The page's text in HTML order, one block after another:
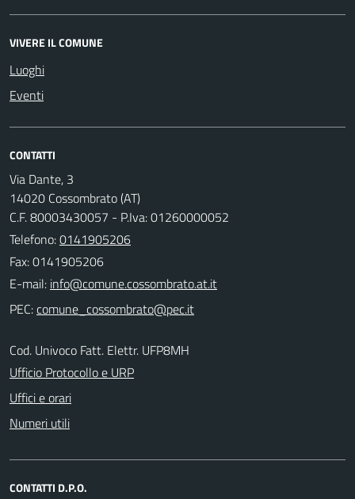
VIVERE IL COMUNE
Luoghi
Eventi
CONTATTI
Via Dante, 3
14020 Cossombrato (AT)
C.F. 80003430057 - P.Iva: 01260000052
Telefono:0141905206
Fax: 0141905206
E-mail:
PEC:
Cod. Univoco Fatt. Elettr. UFP8MH
Ufficio Protocollo e URP
Uffici e orari
Numeri utili
CONTATTI D.P.O.